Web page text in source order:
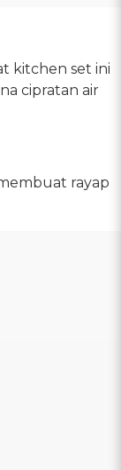
kitchen set ini
cipratan air
rayap